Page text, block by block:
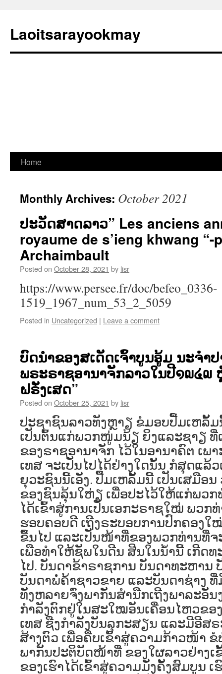
Laoitsarayookmay
Skip
content
Home
Monthly Archives: October 2021
ປະວັດສາດລາວ” Les anciens
royaume de s’ieng khwang “-
Archaimbault
Posted on October 28, 2021 by lisr
https://www.persee.fr/doc/befeo_0336-
1519_1967_num_53_2_5059
Posted in Uncategorized | Leave a comment
ບົດນຳຂອງສເດັດເຈົ້າບູນອູ້ມ ນະຈຳ
ພຣະຣາຊອານາຈັກລາວໃນປີ໑໙໔໙
ຝຣັ່ງເສດ”
Posted on October 25, 2021 by lisr
ປະຊາຊົນລາວທັງຫຼາຽ ຂໍມອບປື້ມເຫລັ້
ເປັນຕົ້ນແກ່ພວກໜູ່ມນ້ຽ ຍິງແລະຊາຽ ທີ່
ຂອງຣາຊອານາຈັກ ໄວ້ໃນອານາຄົຕ ເພ
ເທສ ຈະເປັນໄປໄດ້ຢ່າງໃດນັ້ນ ກໍສຸດແລ້
ຍຸວະຊົນນີ້ເອັງ. ປື້ມເຫລັ້ມນີ້ ເປັນເສມືອ
ຂອງຊົນລຸ້ນໃຫ່ຽ ເພື່ອປະໄວ້ໃຫ້ແກ່ພວກ
ໄດ້ເຂົ້າສູ່ການເປັນເອກະຣາຊໃໝ່ ພວກ
ຮອບຄອບດີ ເຖີງຣະບອບການປົກຄອງໃ
ຂື້ນໄປ ແລະເປັນໜ້າທີ່ຂອງພວກທ່ານທີ່
ເພືອທໍາໃຫ້ຊັພໃນດີນ ສີນໃນນໍ້ານີ້ ເກີດ
ໄປ. ບັນດາຂ້າຣາຊການ ບັນດາທະຫານ
ບັນດາພໍ່ຄ້າຊາວຂາຍ ແລະບັນດາຊ່າງ
ທັງຫລາຍຈົ່ງພາກັນສໍານືກເຖີງພາລະອັນ
ກໍາລັງຕົກຢູ່ໃນສະໃໝອັນເຄື່ອນໄຫວຂອ
ເທສ ຊືງກໍາລັງບັນລຸກະສຽນ ແລະມີອີສ
ສ້າງຕົວ ເພື່ອຄືບເຂົ້າສູ່ຄວາມກ້າວໜ້າ
ພາກັນປະຕິບັດໜ້າທີ່ ຂອງໃຜລາວຢ່າງເ
ຂອງເຮົາໄດ້ເຂົ້າສູ່ຄວາມມັ່ງຄັ້ງສົມບູນ ເ